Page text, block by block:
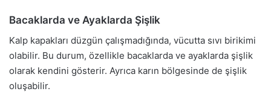
Bacaklarda ve Ayaklarda Şişlik
Kalp kapakları düzgün çalışmadığında, vücutta sıvı birikimi
olabilir. Bu durum, özellikle bacaklarda ve ayaklarda şişlik
olarak kendini gösterir. Ayrıca karın bölgesinde de şişlik
oluşabilir.